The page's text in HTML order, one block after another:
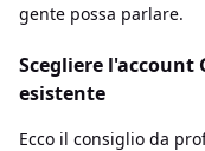
gente possa parlare.
Scegliere l'account
esistente
Ecco il consiglio da